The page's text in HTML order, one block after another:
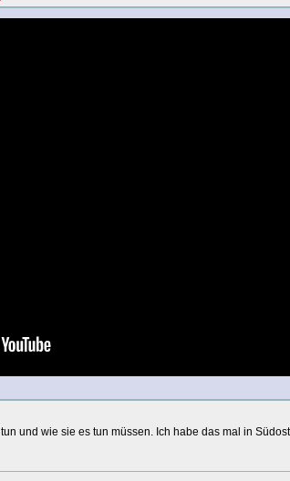
und wie sie es tun müssen. Ich habe das mal in